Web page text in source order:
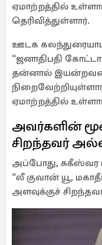
ஏமாற்றத்தில்
தெரிவித்துள்ளார்.
ஊடக
“ஜனாதிபதி
தன்னால்
ஏமாற்றத்தில்
அவர்களின்
சிறந்தவர்
அப்போது,
“லீ குவான் யூ,
அளவுக்குச்